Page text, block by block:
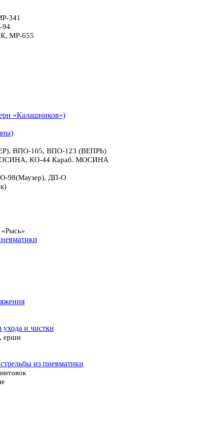
341
94
МР-655
«Калашников»)
ВПО-105, ВПО-123 (ВЕПРЬ)
КО-44 Караб. МОСИНА
98(Маузер), ДП-О
ухода и чистки
ерши
из пневматики